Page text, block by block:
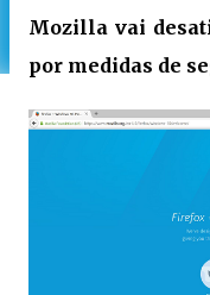
Mozilla vai
por medidas de